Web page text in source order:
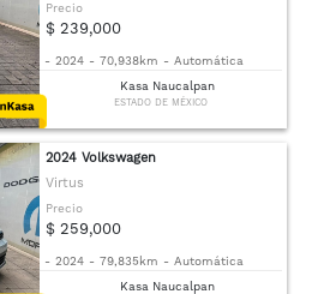
Precio
$ 239,000
- 2024 - 70,938km - Automática
Kasa Naucalpan
ESTADO DE MÉXICO
2024 Volkswagen
Virtus
Precio
$ 259,000
- 2024 - 79,835km - Automática
Kasa Naucalpan